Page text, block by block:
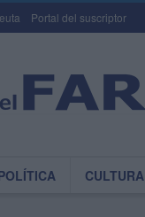
Portal del suscriptor
CULTURA